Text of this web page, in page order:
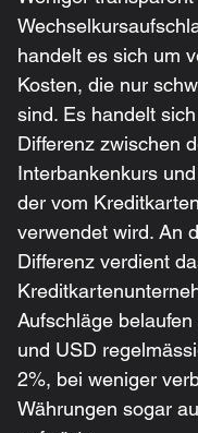
handelt es sich um
Kosten, die nur
sind. Es handelt
Differenz zwischen
Interbankenkurs
der vom
verwendet wird. An
Differenz verdient
Aufschläge
und USD
2%, bei weniger
Währungen sogar